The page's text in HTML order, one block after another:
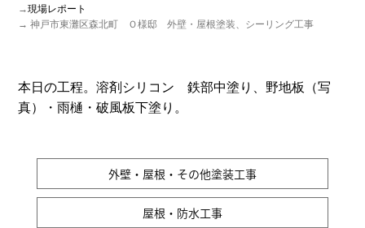
→現場レポート
→ 神戸市東灘区森北町 Ｏ様邸 外壁・屋根塗装、シーリング工事
本日の工程。溶剤シリコン 鉄部中塗り、野地板（写
真）・雨樋・破風板下塗り。
外壁・屋根・その他塗装工事
屋根・防水工事